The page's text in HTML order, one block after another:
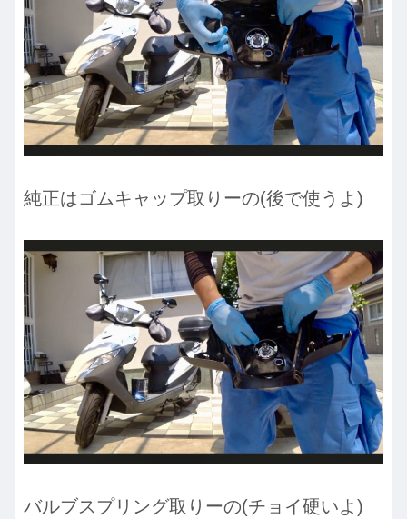
純正はゴムキャップ取りーの(後で使うよ)
バルブスプリング取りーの(チョイ硬いよ)